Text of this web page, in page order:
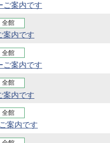
ご案内です
全館
案内です
全館
ご案内です
全館
案内です
全館
案内です